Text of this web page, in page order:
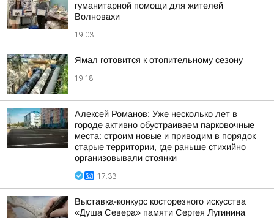
гуманитарной помощи для жителей
Волновахи
19:03
Ямал готовится к отопительному сезону
19:18
Алексей Романов: Уже несколько лет в
городе активно обустраиваем парковочные
места: строим новые и приводим в порядок
старые территории, где раньше стихийно
организовывали стоянки
17:33
Выставка-конкурс косторезного искусства
«Душа Севера» памяти Сергея Лугинина